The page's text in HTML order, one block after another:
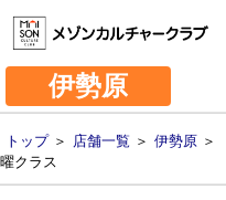
伊勢原
トップ＞ 店舗一覧 ＞ 伊勢原 ＞
曜クラス